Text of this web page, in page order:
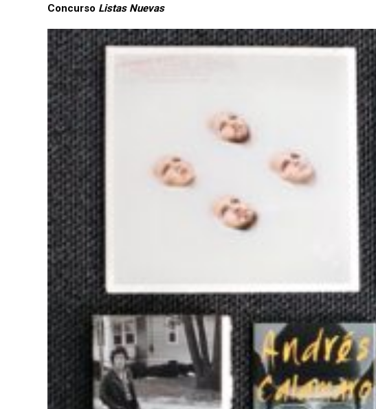
Concurso Listas Nuevas